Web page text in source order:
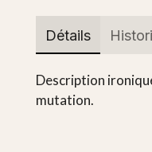
Détails
Description
mutation.